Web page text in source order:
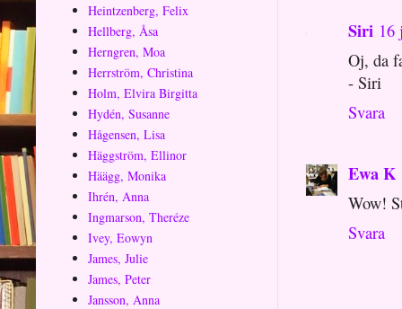
Siri 16
Oj, da
- Siri
Svara
Ewa K
Wow!
Svara
Heintzenberg, Felix
Hellberg, Åsa
Herngren, Moa
Herrström, Christina
Holm, Elvira Birgitta
Hydén, Susanne
Hågensen, Lisa
Häggström, Ellinor
Häägg, Monika
Ihrén, Anna
Ingmarson, Theréze
Ivey, Eowyn
James, Julie
James, Peter
Jansson, Anna